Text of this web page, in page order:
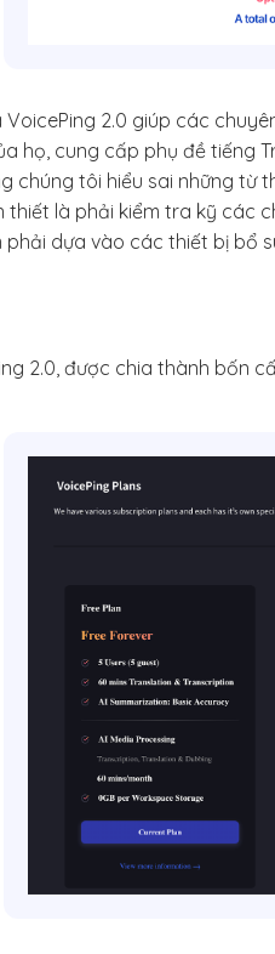
2.0 giúp các
họ, cung cấp phụ đề tiếng
chúng tôi hiểu sai những từ
thiết là phải kiểm tra kỹ
phải dựa vào các thiết bị
2.0, được chia thành bốn